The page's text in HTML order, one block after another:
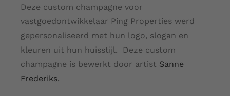
Deze custom champagne voor
vastgoedontwikkelaar Ping Properties werd
gepersonaliseerd met hun logo, slogan en
kleuren uit hun huisstijl. Deze custom
champagne is bewerkt door artist Sanne
Frederiks.